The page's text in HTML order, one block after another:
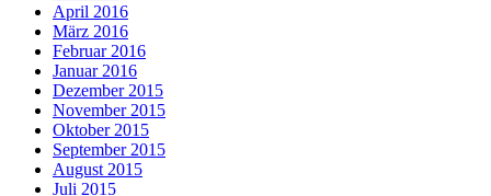
April 2016
März 2016
Februar 2016
Januar 2016
Dezember 2015
November 2015
Oktober 2015
September 2015
August 2015
Juli 2015